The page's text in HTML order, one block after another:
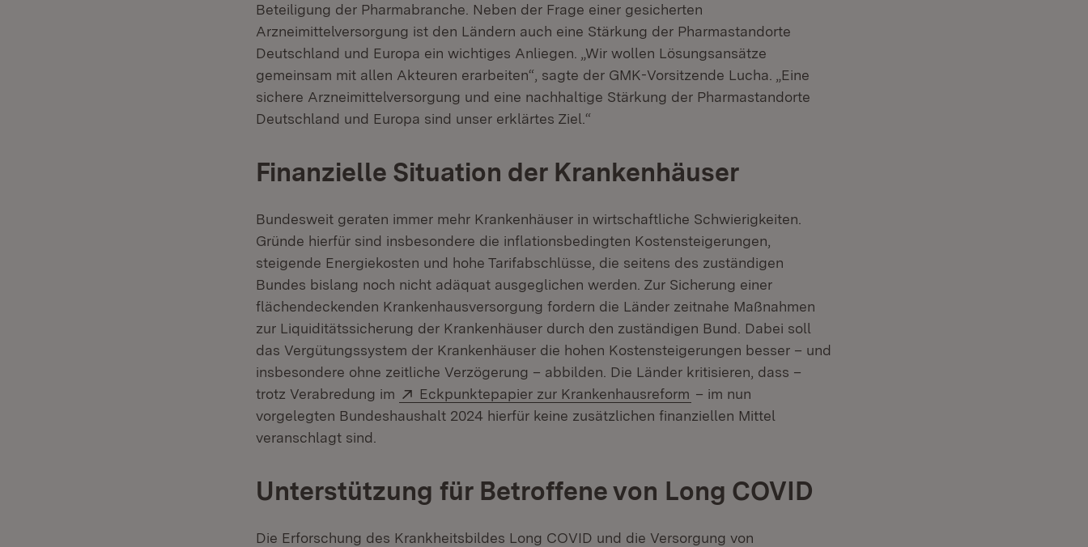
Beteiligung der Pharmabranche. Neben der Frage einer gesicherten
Arzneimittelversorgung ist den Ländern auch eine Stärkung der Pharmastandorte
Deutschland und Europa ein wichtiges Anliegen. „Wir wollen Lösungsansätze
gemeinsam mit allen Akteuren erarbeiten“, sagte der GMK-Vorsitzende Lucha. „Eine
sichere Arzneimittelversorgung und eine nachhaltige Stärkung der Pharmastandorte
Deutschland und Europa sind unser erklärtes Ziel.“
Finanzielle Situation der Krankenhäuser
Bundesweit geraten immer mehr Krankenhäuser in wirtschaftliche Schwierigkeiten.
Gründe hierfür sind insbesondere die inflationsbedingten Kostensteigerungen,
steigende Energiekosten und hohe Tarifabschlüsse, die seitens des zuständigen
Bundes bislang noch nicht adäquat ausgeglichen werden. Zur Sicherung einer
flächendeckenden Krankenhausversorgung fordern die Länder zeitnahe Maßnahmen
zur Liquiditätssicherung der Krankenhäuser durch den zuständigen Bund. Dabei soll
das Vergütungssystem der Krankenhäuser die hohen Kostensteigerungen besser – und
insbesondere ohne zeitliche Verzögerung – abbilden. Die Länder kritisieren, dass –
trotz Verabredung im
Extern:
Eckpunktepapier zur Krankenhausreform (Öffnet in neuem Fenster)
– im nun
vorgelegten Bundeshaushalt 2024 hierfür keine zusätzlichen finanziellen Mittel
veranschlagt sind.
Unterstützung für Betroffene von Long COVID
Die Erforschung des Krankheitsbildes Long COVID und die Versorgung von